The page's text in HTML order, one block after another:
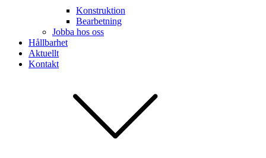
Konstruktion
Bearbetning
Jobba hos oss
Hållbarhet
Aktuellt
Kontakt